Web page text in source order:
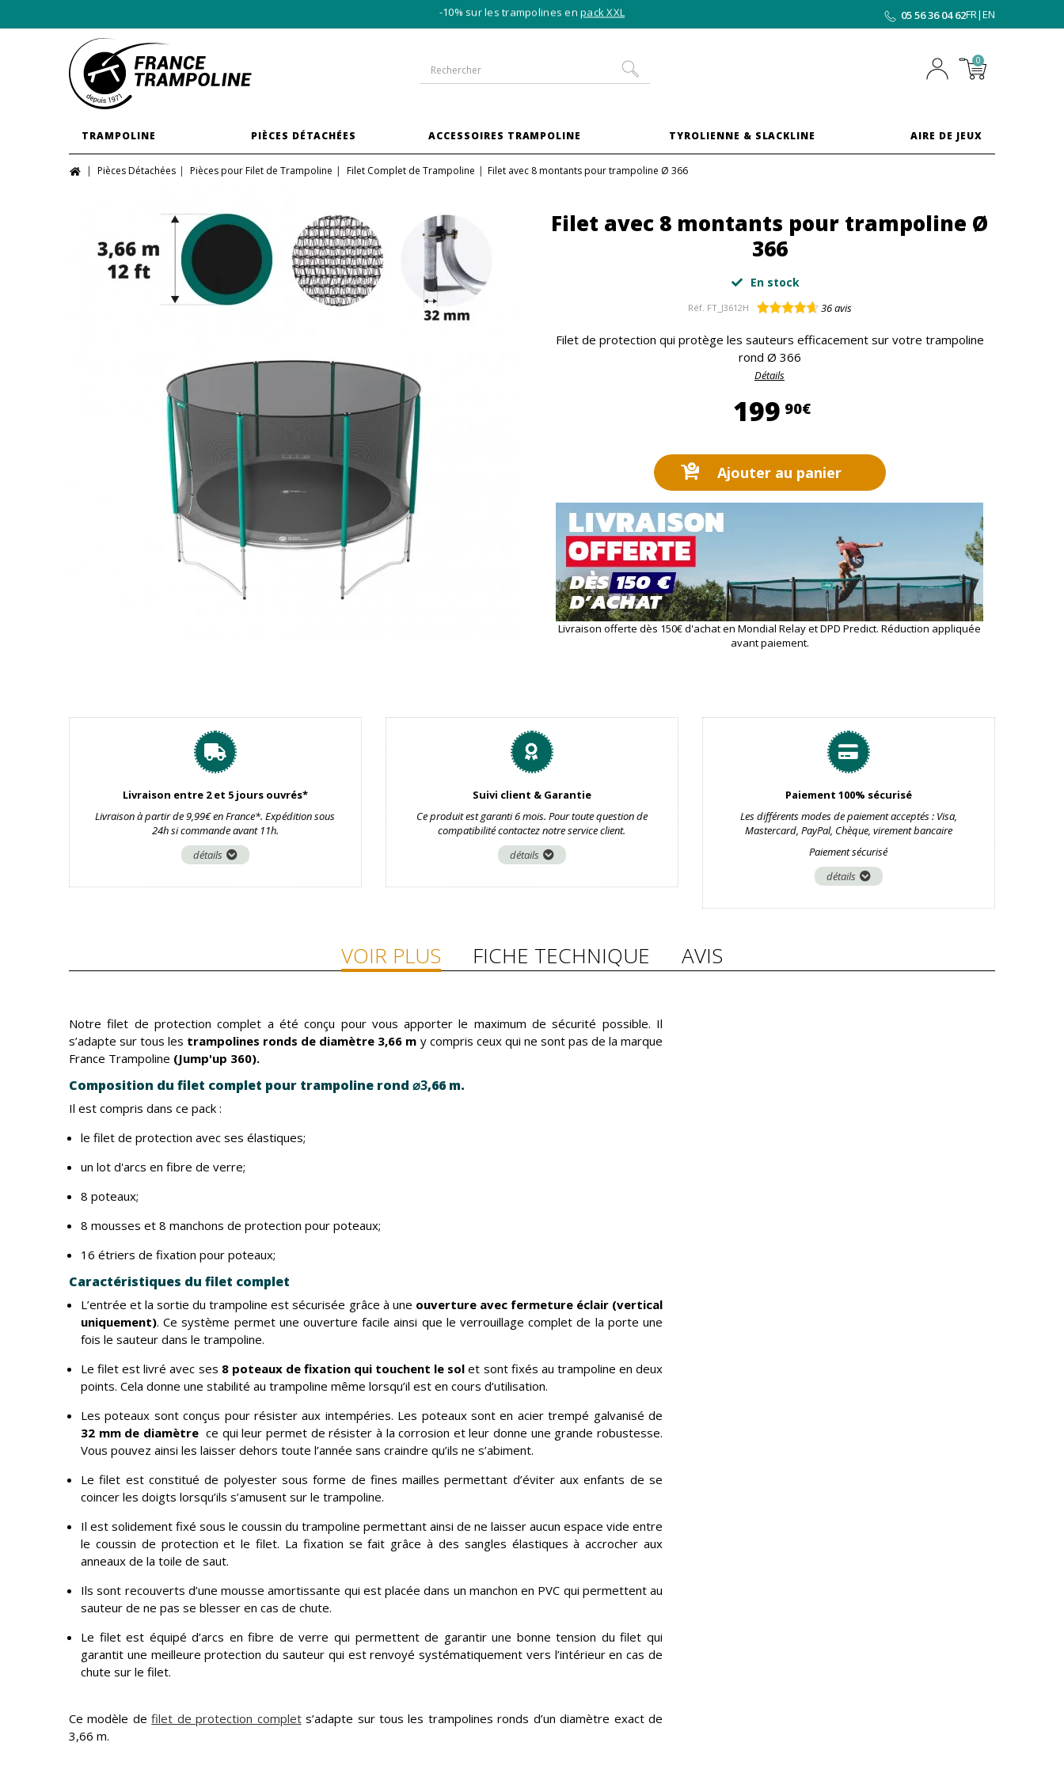
-10% sur les trampolines enpack XXL 05 56 36 04 62FR|EN
0
TRAMPOLINE PIÈCES DÉTACHÉES ACCESSOIRES TRAMPOLINE TYROLIENNE & SLACKLINE AIRE DE JEUX
Pièces Détachées Pièces pour Filet de Trampoline Filet Complet de Trampoline Filet avec 8 montants pour trampoline Ø 366
Filet avec 8 montants pour trampoline Ø
366
En stock
Réf. FT_J3612H 36avis
Filet de protection qui protège les sauteurs efficacement sur votre trampoline
rond Ø 366
Détails
199 90€199,90 €
Ajouter au panier
Livraison offerte dès 150€ d'achat en Mondial Relay et DPD Predict. Réduction appliquée
avant paiement.
Livraison entre 2 et 5 jours ouvrés*
Livraison à partir de 9,99€ en France*. Expédition sous
24h si commande avant 11h.
détails
Suivi client & Garantie
Ce produit est garanti 6 mois. Pour toute question de
compatibilité contactez notre service client.
détails
Paiement 100% sécurisé
Les différents modes de paiement acceptés : Visa,
Mastercard, PayPal, Chèque, virement bancaire
Paiement sécurisé
détails
VOIR PLUS FICHE TECHNIQUE AVIS
Notre filet de protection complet a été conçu pour vous apporter le maximum de sécurité possible. Il
s’adapte sur tous les trampolines ronds de diamètre 3,66 m y compris ceux qui ne sont pas de la marque
France Trampoline (Jump'up 360).
Composition du filet complet pour trampoline rond ⌀3,66 m.
Il est compris dans ce pack :
le filet de protection avec ses élastiques;
un lot d'arcs en fibre de verre;
8 poteaux;
8 mousses et 8 manchons de protection pour poteaux;
16 étriers de fixation pour poteaux;
Caractéristiques du filet complet
L’entrée et la sortie du trampoline est sécurisée grâce à une ouverture avec fermeture éclair (vertical
uniquement). Ce système permet une ouverture facile ainsi que le verrouillage complet de la porte une
fois le sauteur dans le trampoline.
Le filet est livré avec ses 8 poteaux de fixation qui touchent le sol et sont fixés au trampoline en deux
points. Cela donne une stabilité au trampoline même lorsqu’il est en cours d’utilisation.
Les poteaux sont conçus pour résister aux intempéries. Les poteaux sont en acier trempé galvanisé de
32 mm de diamètrece qui leur permet de résister à la corrosion et leur donne une grande robustesse.
Vous pouvez ainsi les laisser dehors toute l’année sans craindre qu’ils ne s’abiment.
Le filet est constitué de polyester sous forme de fines mailles permettant d’éviter aux enfants de se
coincer les doigts lorsqu’ils s’amusent sur le trampoline.
Il est solidement fixé sous le coussin du trampoline permettant ainsi de ne laisser aucun espace vide entre
le coussin de protection et le filet. La fixation se fait grâce à des sangles élastiques à accrocher aux
anneaux de la toile de saut.
Ils sont recouverts d’une mousse amortissante qui est placée dans un manchon en PVC qui permettent au
sauteur de ne pas se blesser en cas de chute.
Le filet est équipé d’arcs en fibre de verre qui permettent de garantir une bonne tension du filet qui
garantit une meilleure protection du sauteur qui est renvoyé systématiquement vers l’intérieur en cas de
chute sur le filet.
Ce modèle defilet de protection complets’adapte sur tous les trampolines ronds d’un diamètre exact de
3,66 m.